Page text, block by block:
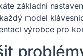
základní
model
výrobce pro